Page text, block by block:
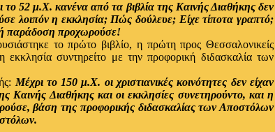
το 52 μ.Χ. κανένα από τα βιβλία της Καινής Διαθήκης δεν
λοιπόν η εκκλησία; Πώς δούλευε; Είχε τίποτα γραπτό;
παράδοση προχωρούσε!
το πρώτο βιβλίο, η πρώτη προς Θεσσαλονικείς
συντηρείτο με την προφορική διδασκαλία των
Μέχρι το 150 μ.Χ. οι χριστιανικές κοινότητες δεν είχαν
Καινής Διαθήκης και οι εκκλησίες συνετηρούντο, και η
βάση της προφορικής διδασκαλίας των Αποστόλων